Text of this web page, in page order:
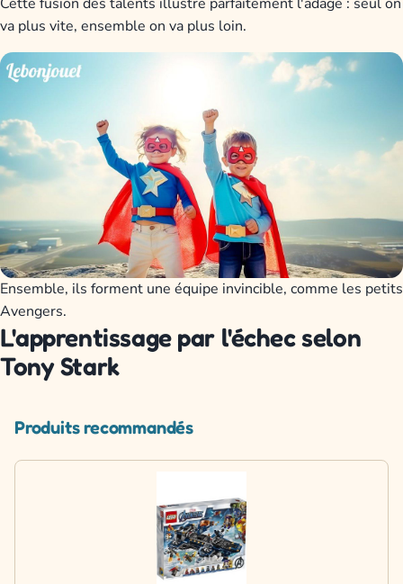
va plus vite, ensemble on va plus loin.
Ensemble, ils forment une équipe invincible, comme les petits
Avengers.
L'apprentissage par l'échec selon
Tony Stark
Produits recommandés